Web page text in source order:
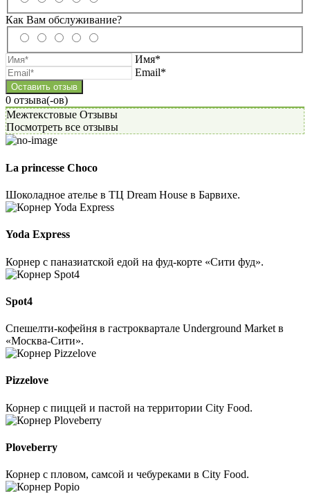
Как Вам обслуживание?
Имя*
Email*
0 отзывa(-ов)
Межтекстовые Отзывы
Посмотреть все отзывы
La princesse Choco
Шоколадное ателье в ТЦ Dream House в Барвихе.
Yoda Express
Корнер с паназиатской едой на фуд-корте «Сити фуд».
Spot4
Спешелти-кофейня в гастроквартале Underground Market в
«Москва-Cити».
Pizzelove
Корнер с пиццей и пастой на территории City Food.
Ploveberry
Корнер с пловом, самсой и чебуреками в City Food.